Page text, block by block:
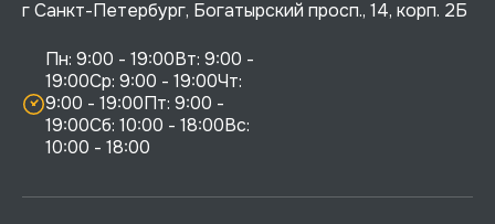
г Санкт-Петербург, Богатырский просп., 14, корп. 2Б
Пн: 9:00 - 19:00Вт: 9:00 -
19:00Ср: 9:00 - 19:00Чт:
9:00 - 19:00Пт: 9:00 -
19:00Сб: 10:00 - 18:00Вс:
10:00 - 18:00